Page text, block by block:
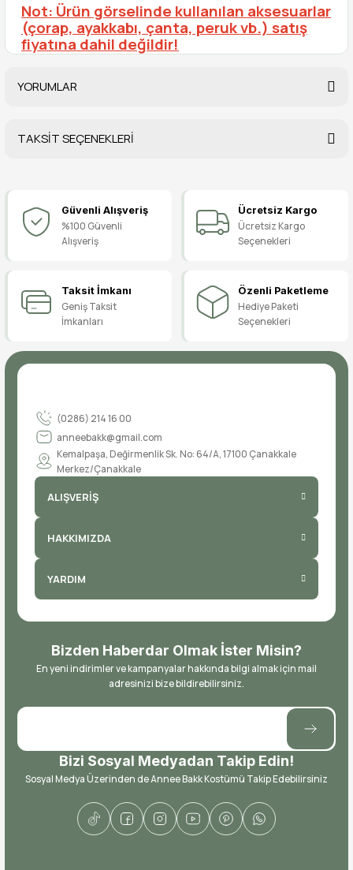
Not: Ürün görselinde kullanılan aksesuarlar
(çorap, ayakkabı, çanta, peruk vb.) satış
fiyatına dahil değildir!
YORUMLAR
Yorum Yaz
TAKSİT SEÇENEKLERİ
Güvenli Alışveriş
%100 Güvenli
Alışveriş
Ücretsiz Kargo
Ücretsiz Kargo
Seçenekleri
Taksit İmkanı
Geniş Taksit
İmkanları
Özenli Paketleme
Hediye Paketi
Seçenekleri
(0286) 214 16 00
anneebakk@gmail.com
Kemalpaşa, Değirmenlik Sk. No: 64/A, 17100 Çanakkale
Merkez/Çanakkale
ALIŞVERİŞ
HAKKIMIZDA
YARDIM
Bizden Haberdar Olmak İster Misin?
En yeni indirimler ve kampanyalar hakkında bilgi almak için mail
adresinizi bize bildirebilirsiniz.
Bizi Sosyal Medyadan Takip Edin!
Sosyal Medya Üzerinden de Annee Bakk Kostümü Takip Edebilirsiniz